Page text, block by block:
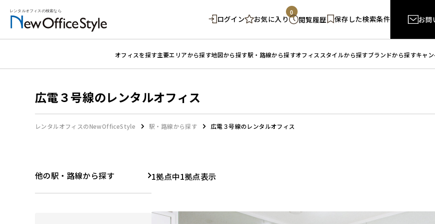
ログイン お気に入り
0
閲覧履歴 保存した検索条件 お問
オフィスを探す主要エリアから探す地図から探す駅・路線から探すオフィススタイルから探すブランドから探すキャ
広電３号線のレンタルオフィス
レンタルオフィスのNewOfficeStyle 駅・路線から探す 広電３号線のレンタルオフィス
他の駅・路線から探す 1拠点中1拠点表示